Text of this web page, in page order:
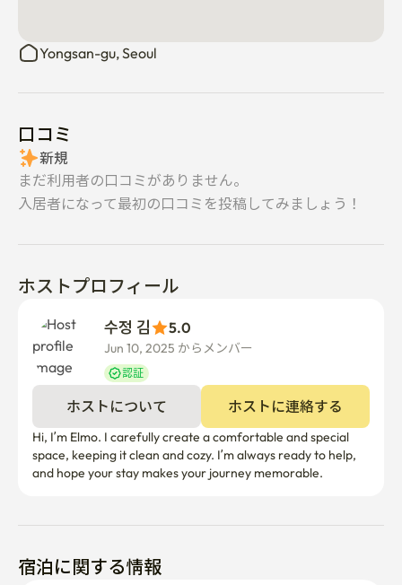
Yongsan-gu, Seoul
口コミ
新規
まだ利用者の口コミがありません。
入居者になって最初の口コミを投稿してみましょう！
ホストプロフィール
수정 김 5.0
Jun 10, 2025 からメンバー
認証
ホストについて ホストに連絡する
Hi, I’m Elmo. I carefully create a comfortable and special
space, keeping it clean and cozy. I’m always ready to help,
and hope your stay makes your journey memorable.
宿泊に関する情報